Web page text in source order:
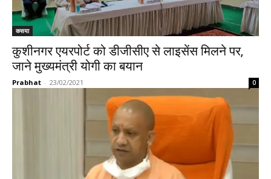
कसया
कुशीनगर एयरपोर्ट को डीजीसीए से लाइसेंस मिलने पर,
जाने मुख्यमंत्री योगी का बयान
Prabhat - 23/02/2021 0